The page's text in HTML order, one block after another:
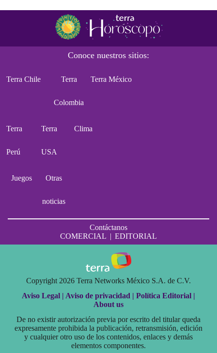
Conoce nuestros sitios:
Terra Chile Terra
Colombia
Terra México
Terra
Perú
Terra
USA
Clima
Juegos Otras
noticias
Contáctanos
COMERCIAL | EDITORIAL
Copyright 2026 Terra Networks México S.A. de C.V.
Aviso Legal | Aviso de privacidad | Política Editorial |
About us
De no existir autorización previa por escrito del titular queda
expresamente prohibida la publicación, retransmisión, edición
y cualquier otro uso de los contenidos, enlaces y demás
elementos componentes.